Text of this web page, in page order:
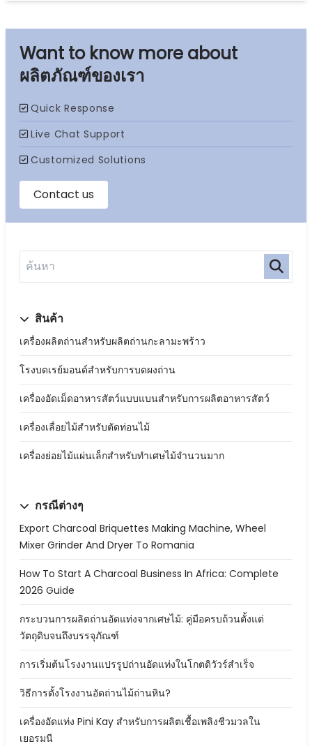
ผลิตภัณฑ์ของเรา
สินค้า
เครื่องผลิตถ่านสำหรับผลิตถ่านกะลามะพร้าว
โรงบดเรย์มอนด์สำหรับการบดผงถ่าน
เครื่องอัดเม็ดอาหารสัตว์แบบแบนสำหรับการผลิตอาหารสัตว์
เครื่องเลื่อยไม้สำหรับตัดท่อนไม้
เครื่องย่อยไม้แผ่นเล็กสำหรับทำเศษไม้จำนวนมาก
กรณีต่างๆ
Export Charcoal Briquettes Making Machine, Wheel
Mixer Grinder And Dryer To Romania
How To Start A Charcoal Business In Africa: Complete
2026 Guide
กระบวนการผลิตถ่านอัดแท่งจากเศษไม้: คู่มือครบถ้วนตั้งแต่
วัตถุดิบจนถึงบรรจุภัณฑ์
การเริ่มต้นโรงงานแปรรูปถ่านอัดแท่งในโกตดิวัวร์สำเร็จ
วิธีการตั้งโรงงานอัดถ่านไม้ถ่านหิน?
เครื่องอัดแท่ง Pini Kay สำหรับการผลิตเชื้อเพลิงชีวมวลใน
เยอรมนี